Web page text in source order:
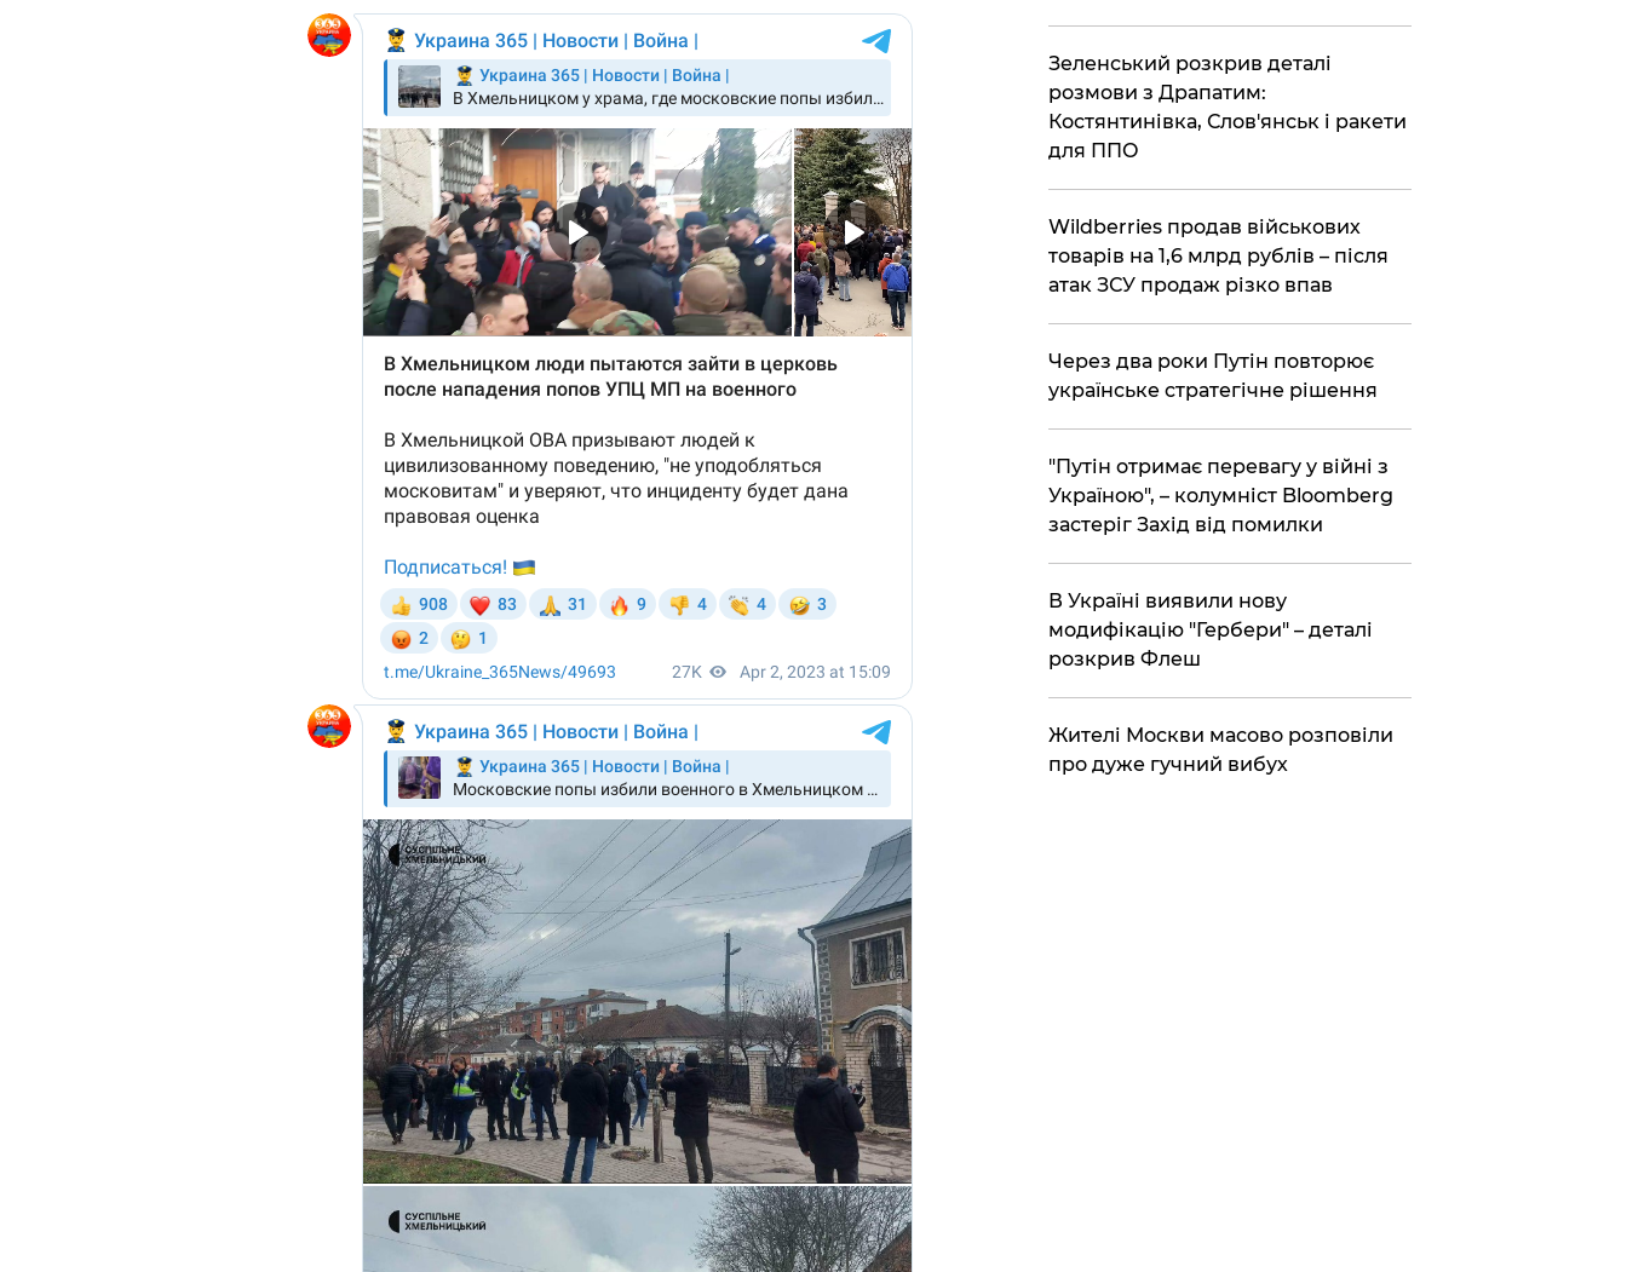
Зеленський розкрив деталі
розмови з Драпатим:
Костянтинівка, Слов'янськ і ракети
для ППО
Wildberries продав військових
товарів на 1,6 млрд рублів – після
атак ЗСУ продаж різко впав
Через два роки Путін повторює
українське стратегічне рішення
"Путін отримає перевагу у війні з
Україною", – колумніст Bloomberg
застеріг Захід від помилки
В Україні виявили нову
модифікацію "Гербери" – деталі
розкрив Флеш
Жителі Москви масово розповіли
про дуже гучний вибух